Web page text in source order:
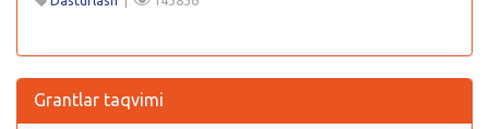
Grantlar taqvimi